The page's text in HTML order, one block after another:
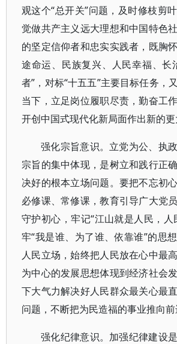
观这个“总开关”问题，及时修枝剪
觉做共产主义远大理想和中国特色
的坚定信仰者和忠实实践者，既胸
途命运、民族复兴、人民幸福、长
者”，对标“十五五”主要目标任务，
当下，立足岗位履职尽责，勤奋工
开创中国式现代化新局面作出新的更
强化宗旨意识。立党为公、执
宗旨的集中体现，是树立和践行正
决好的根本立场问题。要把不忘初
必修课、常修课，教育引导广大党
守护初心，牢记“江山就是人民，人
牢“我是谁、为了谁、依靠谁”的思
人民立场，始终把人民放在心中最
为中心的发展思想体现到经济社会
下大气力解决好人民群众最关心最
问题，不断把为民造福的事业推向前
强化纪律意识。加强纪律建设